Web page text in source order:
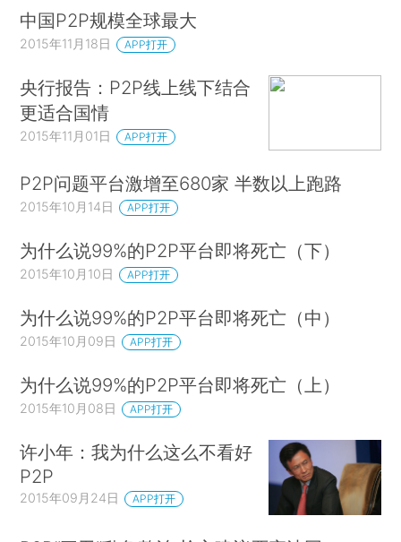
中国P2P规模全球最大
2015年11月18日 APP打开
央行报告：P2P线上线下结合
更适合国情
2015年11月01日 APP打开
P2P问题平台激增至680家 半数以上跑路
2015年10月14日 APP打开
为什么说99%的P2P平台即将死亡（下）
2015年10月10日 APP打开
为什么说99%的P2P平台即将死亡（中）
2015年10月09日 APP打开
为什么说99%的P2P平台即将死亡（上）
2015年10月08日 APP打开
许小年：我为什么这么不看好
P2P
2015年09月24日 APP打开